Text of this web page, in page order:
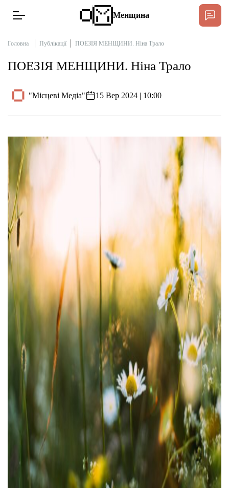
Тексти
Публікації
Про нас
Бюджет
Тендери
Контакти
Підтримати «місцевих»
Етичний кодекс
Менщина
Головна Публікації ПОЕЗІЯ МЕНЩИНИ. Ніна Трало
ПОЕЗІЯ МЕНЩИНИ. Ніна Трало
"Місцеві Медіа" 15 Вер 2024 | 10:00